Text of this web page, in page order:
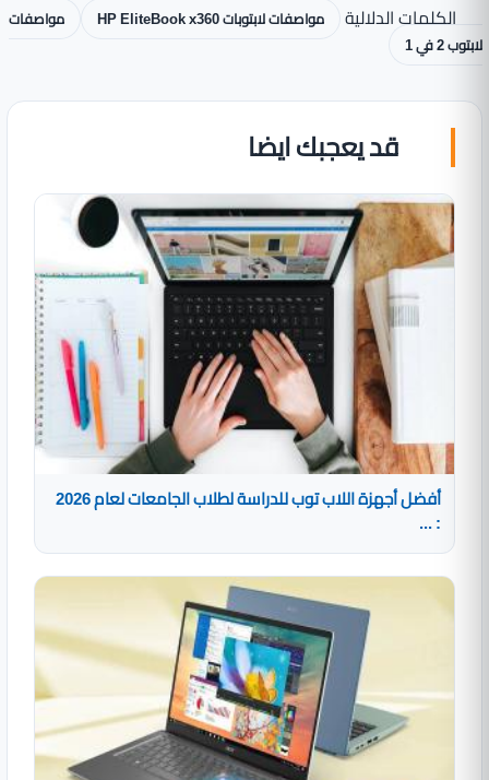
الكلمات الدلالية مواصفات لابتوبات HP EliteBook x360
مواصفات
لابتوب 2 في 1
قد يعجبك ايضا
أفضل أجهزة اللاب توب للدراسة لطلاب الجامعات لعام 2026
: ...